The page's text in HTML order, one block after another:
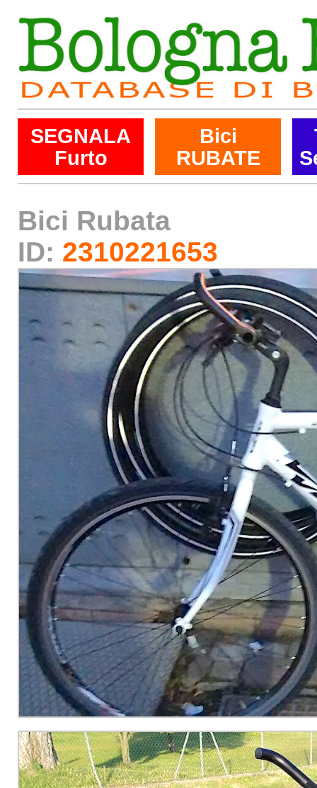
SEGNALA
Furto
Bici
RUBATE
Bici Rubata
ID: 2310221653